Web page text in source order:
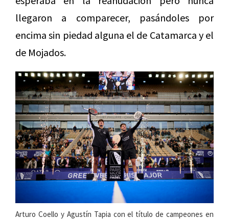
llegaron a comparecer, pasándoles por
encima sin piedad alguna el de Catamarca y el
de Mojados.
Arturo Coello y Agustín Tapia con el título de campeones en